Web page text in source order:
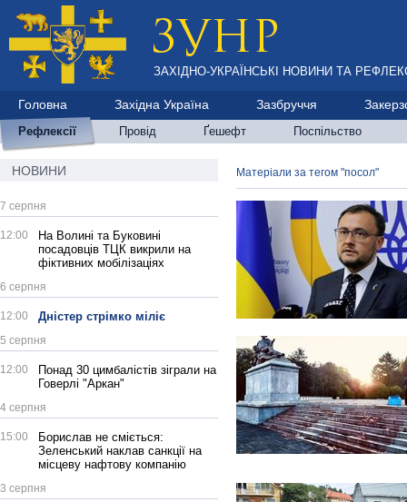
ЗАХІДНО-УКРАЇНСЬКІ НОВИНИ ТА
Головна Західна Україна Зазбруччя
Рефлексії Провід Ґешефт Поспільство
НОВИНИ
7 серпня
12:00
На Волині та Буковині
посадовців ТЦК викрили на
фіктивних мобілізаціях
6 серпня
12:00 Дністер стрімко міліє
5 серпня
12:00
Понад 30 цимбалістів зіграли на
Говерлі "Аркан"
4 серпня
15:00
Борислав не сміється:
Зеленський наклав санкції на
місцеву нафтову компанію
3 серпня
Матеріали за тегом "посол"